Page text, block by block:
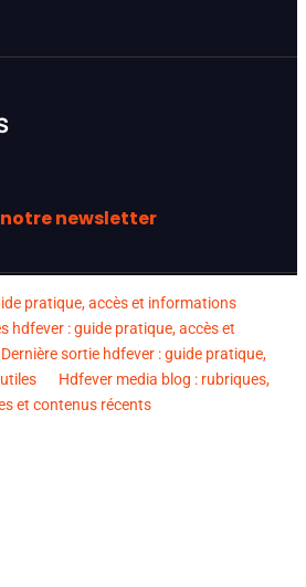
newsletter
pratique, accès et informations
hdfever : guide pratique, accès et
Dernière sortie hdfever : guide pratique,
Hdfever media blog : rubriques,
et contenus récents